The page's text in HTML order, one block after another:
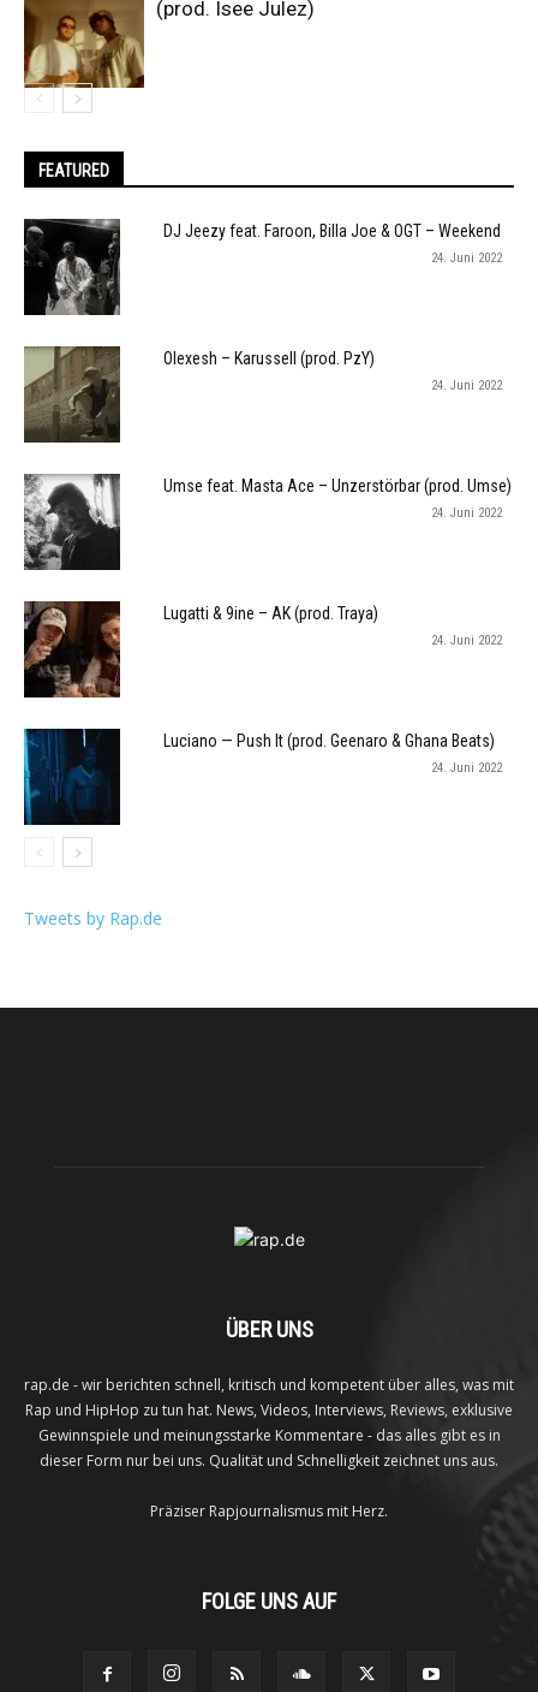
(prod. Isee Julez)
FEATURED
DJ Jeezy feat. Faroon, Billa Joe & OGT – Weekend
24. Juni 2022
Olexesh – Karussell (prod. PzY)
24. Juni 2022
Umse feat. Masta Ace – Unzerstörbar (prod. Umse)
24. Juni 2022
Lugatti & 9ine – AK (prod. Traya)
24. Juni 2022
Luciano — Push It (prod. Geenaro & Ghana Beats)
24. Juni 2022
Tweets by Rap.de
ÜBER UNS
rap.de - wir berichten schnell, kritisch und kompetent über alles, was mit
Rap und HipHop zu tun hat. News, Videos, Interviews, Reviews, exklusive
Gewinnspiele und meinungsstarke Kommentare - das alles gibt es in
dieser Form nur bei uns. Qualität und Schnelligkeit zeichnet uns aus.
Präziser Rapjournalismus mit Herz.
FOLGE UNS AUF